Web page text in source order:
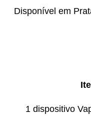
Disponível em
1 dispositivo